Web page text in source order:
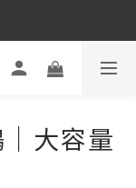
大容量